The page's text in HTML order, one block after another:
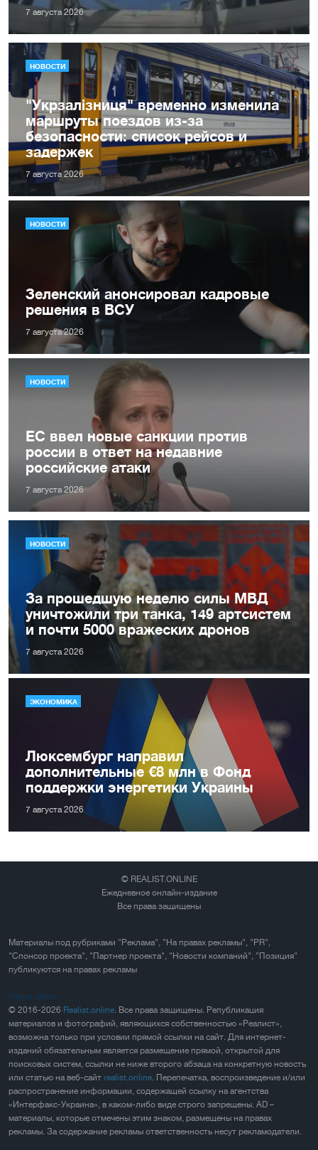
7 августа 2026
НОВОСТИ
"Укрзалізниця" временно изменила
маршруты поездов из-за
безопасности: список рейсов и
задержек
7 августа 2026
НОВОСТИ
Зеленский анонсировал кадровые
решения в ВСУ
7 августа 2026
НОВОСТИ
ЕС ввел новые санкции против
россии в ответ на недавние
российские атаки
7 августа 2026
НОВОСТИ
За прошедшую неделю силы МВД
уничтожили три танка, 149 артсистем
и почти 5000 вражеских дронов
7 августа 2026
ЭКОНОМИКА
Люксембург направил
дополнительные €8 млн в Фонд
поддержки энергетики Украины
7 августа 2026
© REALIST.ONLINE
Ежедневное онлайн-издание
Все права защищены
Материалы под рубриками "Реклама", "На правах рекламы", "PR",
"Спонсор проекта", "Партнер проекта", "Новости компаний", "Позиция"
публикуются на правах рекламы
Карта сайта
© 2016-2026 Realist.online. Все права защищены. Републикация
материалов и фотографий, являющихся собственностью «Реалист»,
возможна только при условии прямой ссылки на сайт. Для интернет-
изданий обязательным является размещение прямой, открытой для
поисковых систем, ссылки не ниже второго абзаца на конкретную новость
или статью на веб-сайт realist.online. Перепечатка, воспроизведение и/или
распространение информации, содержащей ссылку на агентства
«Интерфакс-Украина», в каком-либо виде строго запрещены. AD –
материалы, которые отмечены этим знаком, размещены на правах
рекламы. За содержание рекламы ответственность несут рекламодатели.